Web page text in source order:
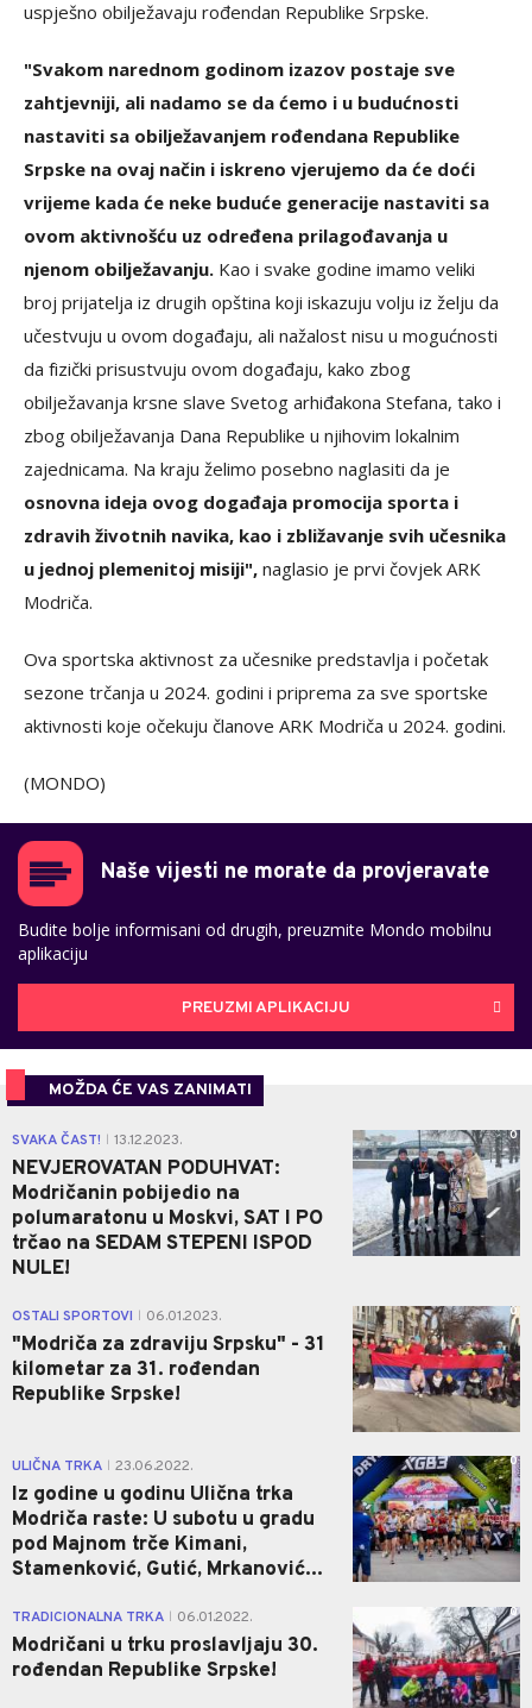
uspješno obilježavaju rođendan Republike Srpske.
"Svakom narednom godinom izazov postaje sve
zahtjevniji, ali nadamo se da ćemo i u budućnosti
nastaviti sa obilježavanjem rođendana Republike
Srpske na ovaj način i iskreno vjerujemo da će doći
vrijeme kada će neke buduće generacije nastaviti sa
ovom aktivnošću uz određena prilagođavanja u
njenom obilježavanju. Kao i svake godine imamo veliki
broj prijatelja iz drugih opština koji iskazuju volju iz želju da
učestvuju u ovom događaju, ali nažalost nisu u mogućnosti
da fizički prisustvuju ovom događaju, kako zbog
obilježavanja krsne slave Svetog arhiđakona Stefana, tako i
zbog obilježavanja Dana Republike u njihovim lokalnim
zajednicama. Na kraju želimo posebno naglasiti da je
osnovna ideja ovog događaja promocija sporta i
zdravih životnih navika, kao i zbližavanje svih učesnika
u jednoj plemenitoj misiji", naglasio je prvi čovjek ARK
Modriča.
Ova sportska aktivnost za učesnike predstavlja i početak
sezone trčanja u 2024. godini i priprema za sve sportske
aktivnosti koje očekuju članove ARK Modriča u 2024. godini.
(MONDO)
Naše vijesti ne morate da provjeravate
Budite bolje informisani od drugih, preuzmite Mondo mobilnu
aplikaciju
PREUZMI APLIKACIJU
MOŽDA ĆE VAS ZANIMATI
SVAKA ČAST! 13.12.2023.
NEVJEROVATAN PODUHVAT:
Modričanin pobijedio na
polumaratonu u Moskvi, SAT I PO
trčao na SEDAM STEPENI ISPOD
NULE!
0
OSTALI SPORTOVI 06.01.2023.
"Modriča za zdraviju Srpsku" - 31
kilometar za 31. rođendan
Republike Srpske!
0
ULIČNA TRKA 23.06.2022.
Iz godine u godinu Ulična trka
Modriča raste: U subotu u gradu
pod Majnom trče Kimani,
Stamenković, Gutić, Mrkanović...
0
TRADICIONALNA TRKA 06.01.2022.
Modričani u trku proslavljaju 30.
rođendan Republike Srpske!
0